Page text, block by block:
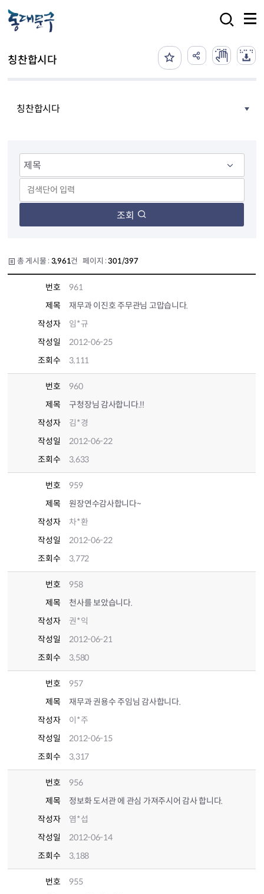
칭찬합시다
칭찬합시다
조회
총 게시물 : 3,961건 페이지 :301/397
번호
961
제목
재무과 이진호 주무관님 고맙습니다.
작성자
임*규
작성일
2012-06-25
조회수
3,111
번호
960
제목
구청장님 감사합니다.!!
작성자
김*경
작성일
2012-06-22
조회수
3,633
번호
959
제목
원장연수감사합니다~
작성자
차*환
작성일
2012-06-22
조회수
3,772
번호
958
제목
천사를 보았습니다.
작성자
권*익
작성일
2012-06-21
조회수
3,580
번호
957
제목
재무과 권용수 주임님 감사합니다.
작성자
이*주
작성일
2012-06-15
조회수
3,317
번호
956
제목
정보화 도서관 에 관심 가져주시어 감사 합니다.
작성자
염*섭
작성일
2012-06-14
조회수
3,188
번호
955